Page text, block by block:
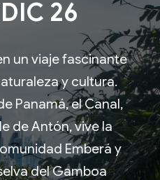
26
un viaje fascinante
y cultura.
Panamá, el Canal,
de Antón, vive la
Emberá y
del Gamboa